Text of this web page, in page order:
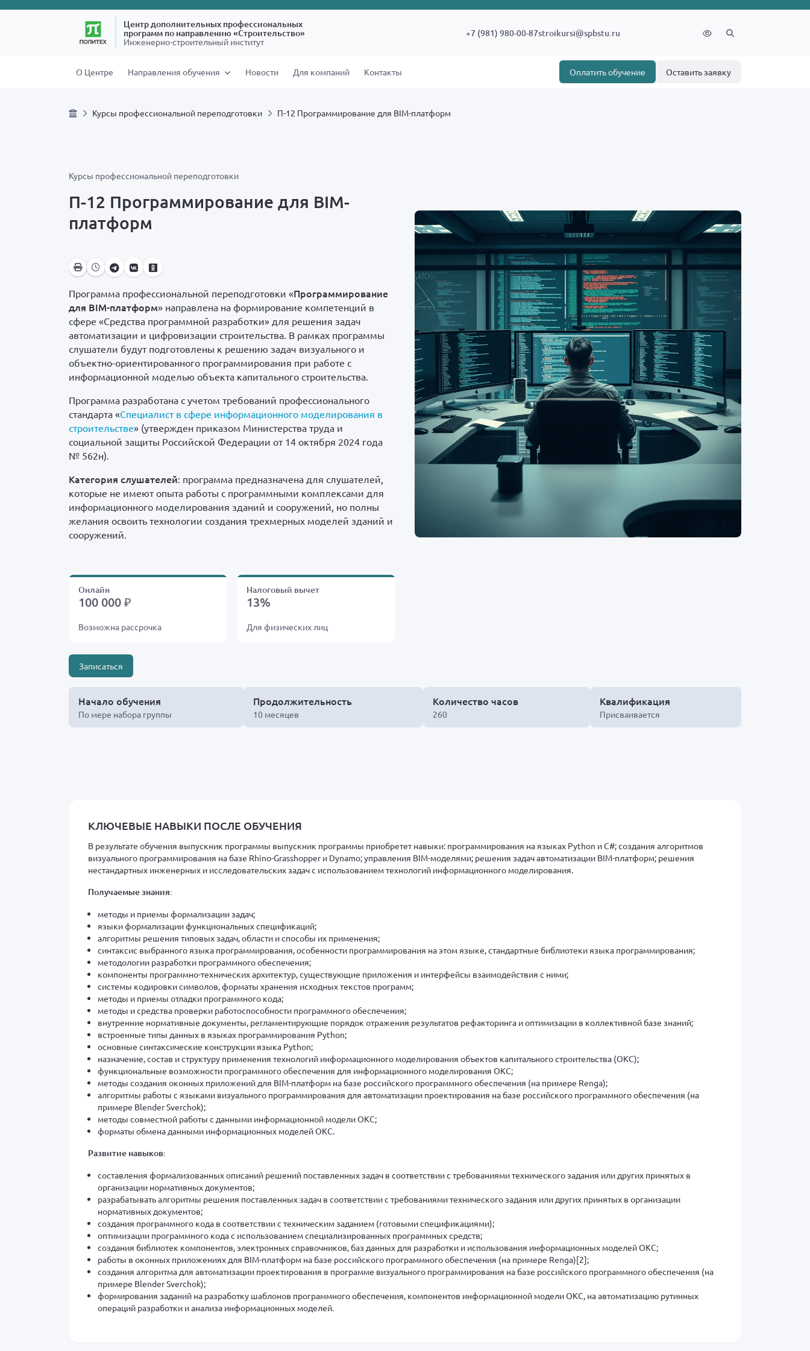
Центр дополнительных профессиональных
программ по направлению «Строительство»
Инженерно-строительный институт
+7 (981) 980-00-87stroikursi@spbstu.ru
О Центре Направления обучения Новости Для компаний Контакты Оплатить обучение Оставить заявку
Курсы профессиональной переподготовки П-12 Программирование для BIM-платформ
Курсы профессиональной переподготовки
П-12 Программирование для BIM-
платформ
Программа профессиональной переподготовки «Программирование
для BIM-платформ» направлена на формирование компетенций в
сфере «Средства программной разработки» для решения задач
автоматизации и цифровизации строительства. В рамках программы
слушатели будут подготовлены к решению задач визуального и
объектно-ориентированного программирования при работе с
информационной моделью объекта капитального строительства.
Программа разработана с учетом требований профессионального
стандарта «Специалист в сфере информационного моделирования в
строительстве» (утвержден приказом Министерства труда и
социальной защиты Российской Федерации от 14 октября 2024 года
№ 562н).
Категория слушателей: программа предназначена для слушателей,
которые не имеют опыта работы c программными комплексами для
информационного моделирования зданий и сооружений, но полны
желания освоить технологии создания трехмерных моделей зданий и
сооружений.
Онлайн
100 000 ₽
Возможна рассрочка
Налоговый вычет
13%
Для физических лиц
Записаться
Начало обучения
По мере набора группы
Продолжительность
10 месяцев
Количество часов
260
Квалификация
Присваивается
КЛЮЧЕВЫЕ НАВЫКИ ПОСЛЕ ОБУЧЕНИЯ
В результате обучения выпускник программы выпускник программы приобретет навыки: программирования на языках Python и С#; создания алгоритмов
визуального программирования на базе Rhino-Grasshopper и Dynamo; управления BIM-моделями; решения задач автоматизации BIM-платформ; решения
нестандартных инженерных и исследовательских задач с использованием технологий информационного моделирования.
Получаемые знания:
методы и приемы формализации задач;
языки формализации функциональных спецификаций;
алгоритмы решения типовых задач, области и способы их применения;
синтаксис выбранного языка программирования, особенности программирования на этом языке, стандартные библиотеки языка программирования;
методологии разработки программного обеспечения;
компоненты программно-технических архитектур, существующие приложения и интерфейсы взаимодействия с ними;
системы кодировки символов, форматы хранения исходных текстов программ;
методы и приемы отладки программного кода;
методы и средства проверки работоспособности программного обеспечения;
внутренние нормативные документы, регламентирующие порядок отражения результатов рефакторинга и оптимизации в коллективной базе знаний;
встроенные типы данных в языках программирования Python;
основные синтаксические конструкции языка Python;
назначение, состав и структуру применения технологий информационного моделирования объектов капитального строительства (ОКС);
функциональные возможности программного обеспечения для информационного моделирования ОКС;
методы создания оконных приложений для BIM-платформ на базе российского программного обеспечения (на примере Renga);
алгоритмы работы с языками визуального программирования для автоматизации проектирования на базе российского программного обеспечения (на
примере Blender Sverchok);
методы совместной работы с данными информационной модели ОКС;
форматы обмена данными информационных моделей ОКС.
Развитие навыков:
составления формализованных описаний решений поставленных задач в соответствии с требованиями технического задания или других принятых в
организации нормативных документов;
разрабатывать алгоритмы решения поставленных задач в соответствии с требованиями технического задания или других принятых в организации
нормативных документов;
создания программного кода в соответствии с техническим заданием (готовыми спецификациями);
оптимизации программного кода с использованием специализированных программных средств;
создания библиотек компонентов, электронных справочников, баз данных для разработки и использования информационных моделей ОКС;
работы в оконных приложениях для BIM-платформ на базе российского программного обеспечения (на примере Renga)[2];
создания алгоритма для автоматизации проектирования в программе визуального программирования на базе российского программного обеспечения (на
примере Blender Sverchok);
формирования заданий на разработку шаблонов программного обеспечения, компонентов информационной модели ОКС, на автоматизацию рутинных
операций разработки и анализа информационных моделей.